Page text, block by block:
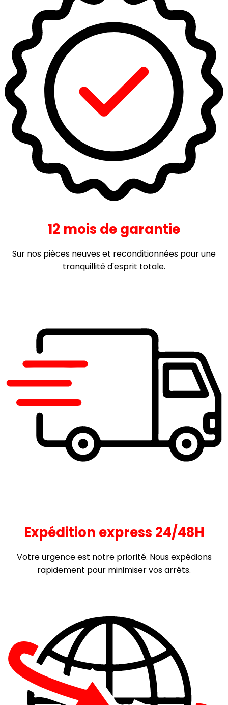
12 mois de garantie
Sur nos pièces neuves et reconditionnées pour une
tranquillité d'esprit totale.
Expédition express 24/48H
Votre urgence est notre priorité. Nous expédions
rapidement pour minimiser vos arrêts.